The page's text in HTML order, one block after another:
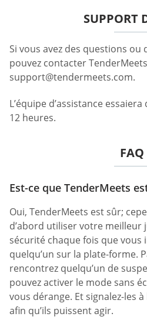
SUPPORT
Si vous avez des questions
pouvez contacter
support@tendermeets.com.
L’équipe d’assistance
12 heures.
FAQ
Est-ce que TenderMeets
Oui, TenderMeets est sûr;
d’abord utiliser votre
sécurité chaque fois que vous
quelqu’un sur la plate-forme.
rencontrez quelqu’un de
pouvez activer le mode sans
vous dérange. Et signalez-les
afin qu’ils puissent agir.